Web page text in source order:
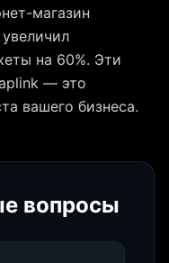
магазин
на 60%. Эти
— это
вашего бизнеса.
вопросы